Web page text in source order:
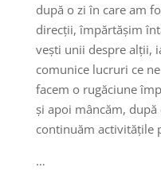
după o zi în care am
direcții, împărtășim
vești unii despre alții,
comunice lucruri ce
facem o rugăciune
și apoi mâncăm, după
continuăm activitățile
…